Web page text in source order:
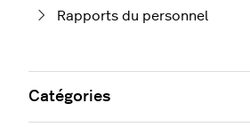
Rapports du personnel
Catégories